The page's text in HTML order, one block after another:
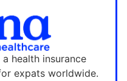
health insurance
expats worldwide.